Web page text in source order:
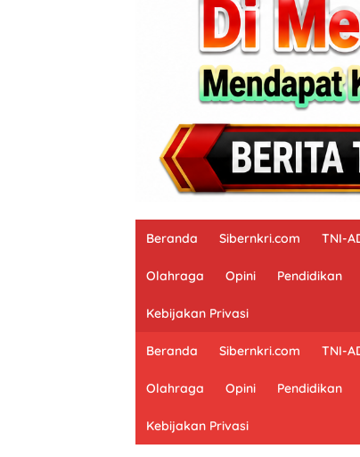
Beranda Sibernkri.com TNI-
Olahraga Opini Pendidikan
Kebijakan Privasi
Beranda Sibernkri.com TNI-
Olahraga Opini Pendidikan
Kebijakan Privasi